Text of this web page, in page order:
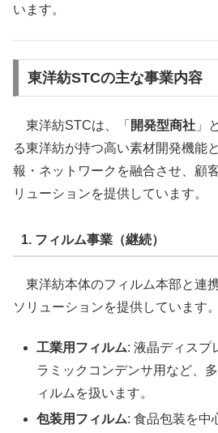
います。
東洋紡STCの主な事業内容
東洋紡STCは、「 開発型商社 」
る東洋紡が持つ高い素材開発機能
報・ネットワークを融合させ、顧
リューションを提供しています。
1. フィルム事業（継続）
東洋紡本体のフィルム本部と連
ソリューションを提供しています。
工業用フィルム: 液晶ディスプ
ラミックコンデンサ用など、
ィルムを扱います。
包装用フィルム: 食品包装を中